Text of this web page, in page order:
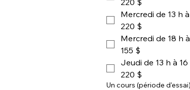
Mercredi de 13 h
220 $
Mercredi de 18 h
155 $
Jeudi de 13 h à 16
220 $
Un cours (période d'essai)